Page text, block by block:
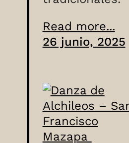
Read more...
26 junio, 2025